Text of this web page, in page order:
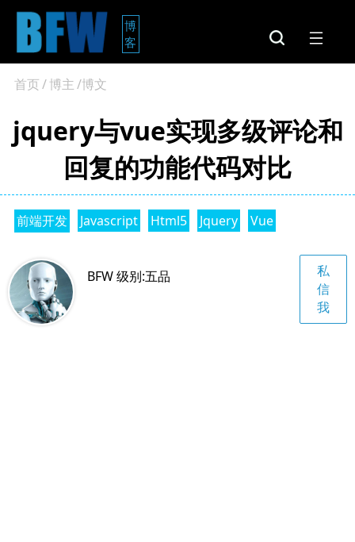
博
客
首页/博主/博文
jquery与vue实现多级评论和
回复的功能代码对比
前端开发 Javascript Html5 Jquery Vue
BFW 级别:五品
私
信
我